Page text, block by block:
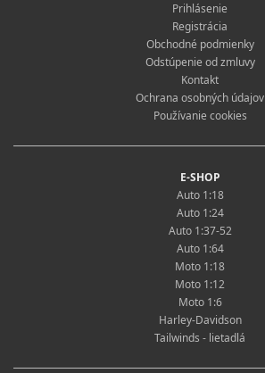
Prihlásenie
Registrácia
Obchodné podmienky
Odstúpenie od zmluvy
Kontakt
Ochrana osobných údajov
Používanie cookies
E-SHOP
Auto 1:18
Auto 1:24
Auto 1:37-52
Auto 1:64
Moto 1:18
Moto 1:12
Moto 1:6
Harley-Davidson
Tailwinds - lietadlá